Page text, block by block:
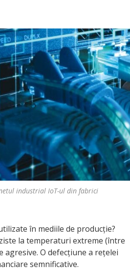
industrial IoT-ul din fabrici
în mediile de producție?
la temperaturi extreme (între
agresive. O defecțiune a rețelei
semnificative.